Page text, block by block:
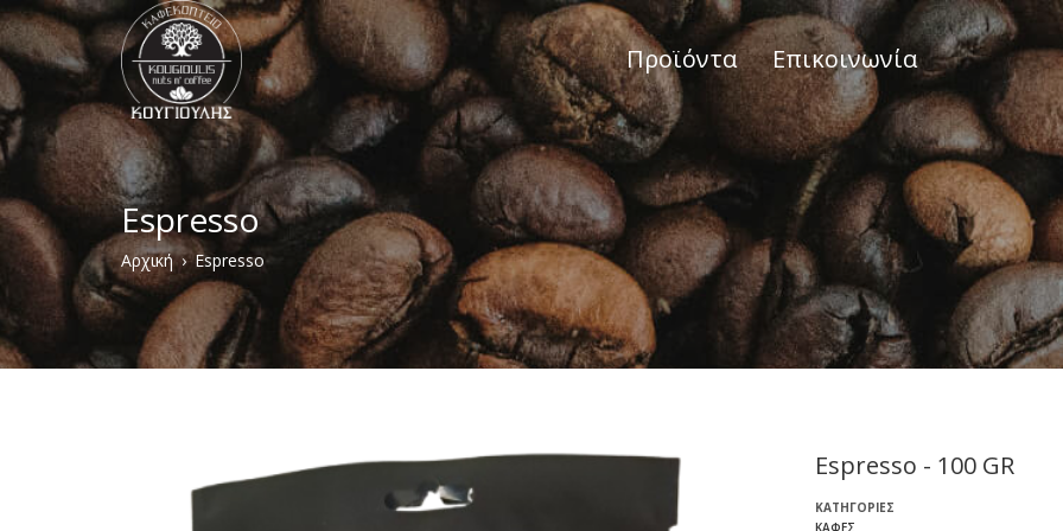
Παράκαμψη
προς
το
κυρίως
περιεχόμενο
Προϊόντα Επικοινωνία
Espresso
Breadcrumb
Αρχική Espresso
Espresso - 100 GR
ΚΑΤΗΓΟΡΊΕΣ
ΚΑΦΈΣ